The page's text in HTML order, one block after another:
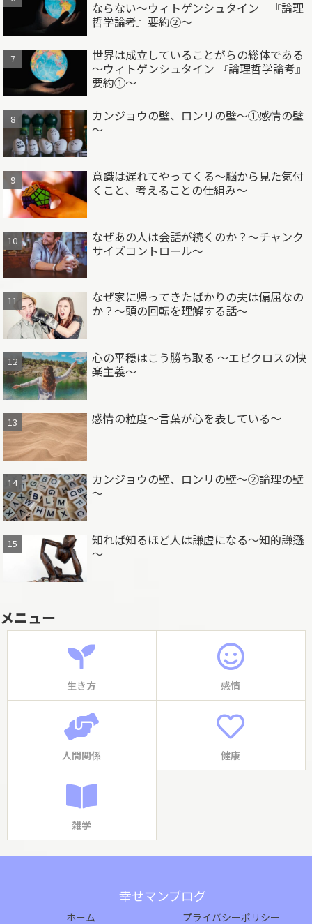
ならない～ウィトゲンシュタイン 『論理
哲学論考』要約②～
世界は成立していることがらの総体である
～ウィトゲンシュタイン 『論理哲学論考』
要約①～
カンジョウの壁、ロンリの壁～①感情の壁
～
意識は遅れてやってくる～脳から見た気付
くこと、考えることの仕組み～
なぜあの人は会話が続くのか？～チャンク
サイズコントロール～
なぜ家に帰ってきたばかりの夫は偏屈なの
か？～頭の回転を理解する話～
心の平穏はこう勝ち取る ～エピクロスの快
楽主義～
感情の粒度～言葉が心を表している～
カンジョウの壁、ロンリの壁～②論理の壁
～
知れば知るほど人は謙虚になる～知的謙遜
～
メニュー
生き方 感情
人間関係 健康
雑学
幸せマンブログ
ホーム プライバシーポリシー